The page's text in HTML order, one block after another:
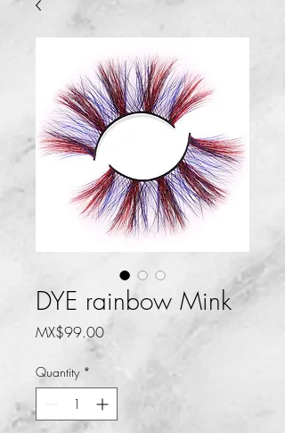
DYE rainbow Mink
MX$99.00Price
Quantity *